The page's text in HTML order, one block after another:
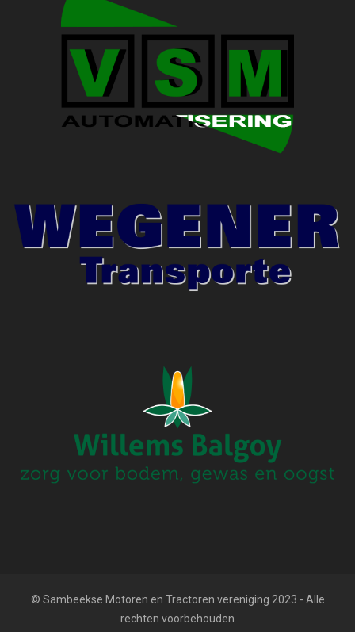
© Sambeekse Motoren en Tractoren vereniging 2023 - Alle
rechten voorbehouden